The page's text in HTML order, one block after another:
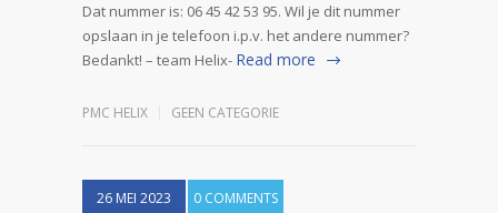
Dat nummer is: 06 45 42 53 95. Wil je dit nummer
opslaan in je telefoon i.p.v. het andere nummer?
Bedankt! – team Helix- Read more
PMC HELIX GEEN CATEGORIE
26 MEI 2023 0 COMMENTS